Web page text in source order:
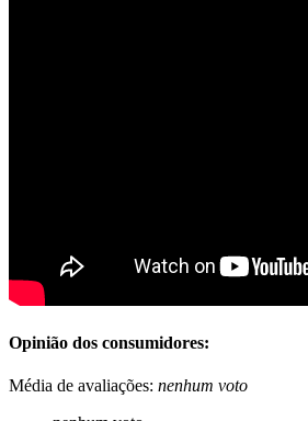
Opinião dos consumidores:
Média de avaliações: nenhum voto